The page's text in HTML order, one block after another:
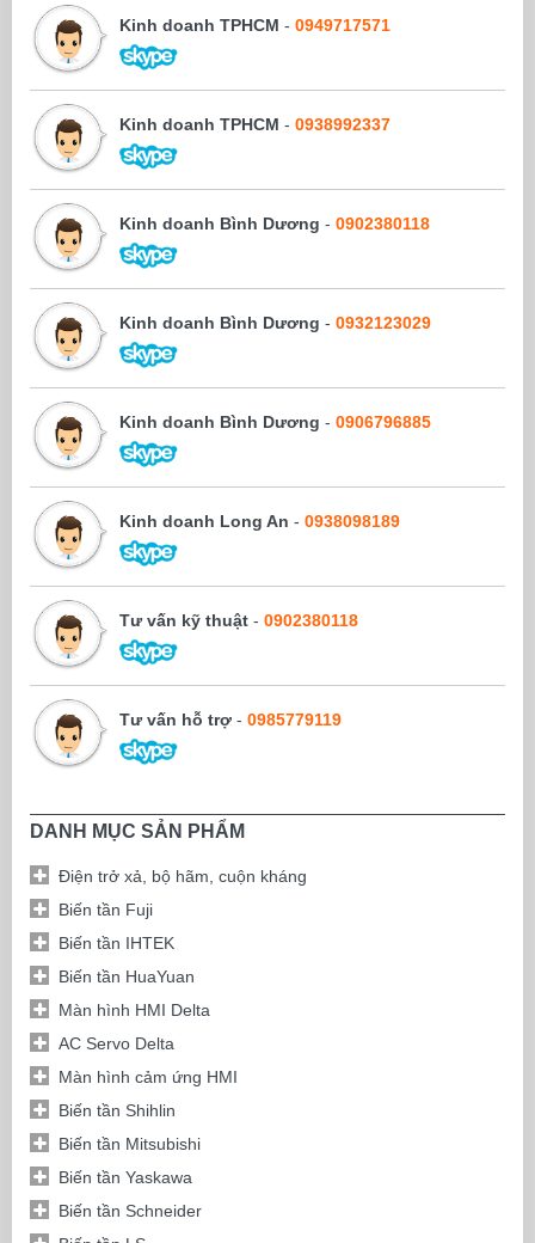
Kinh doanh TPHCM - 0949717571
Kinh doanh TPHCM - 0938992337
Kinh doanh Bình Dương - 0902380118
Kinh doanh Bình Dương - 0932123029
Kinh doanh Bình Dương - 0906796885
Kinh doanh Long An - 0938098189
Tư vấn kỹ thuật - 0902380118
Tư vấn hỗ trợ - 0985779119
DANH MỤC SẢN PHẨM
Điện trở xả, bộ hãm, cuộn kháng
Biến tần Fuji
Biến tần IHTEK
Biến tần HuaYuan
Màn hình HMI Delta
AC Servo Delta
Màn hình cảm ứng HMI
Biến tần Shihlin
Biến tần Mitsubishi
Biến tần Yaskawa
Biến tần Schneider